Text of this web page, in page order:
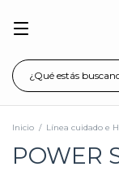
Inicio / Línea cuidado e
POWER